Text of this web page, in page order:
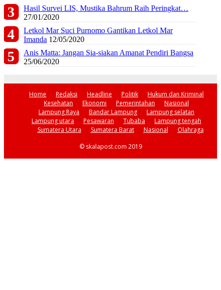
Hasil Survei LIS, Mustika Bahrum Raih Peringkat…
27/01/2020
Letkol Mar Suci Purnomo Gantikan Letkol Mar
Imanda 12/05/2020
Anis Matta: Jangan Sia-siakan Amanat Pendiri Bangsa
25/06/2020
Home Redaksi Headline Politik
Hukum dan Kriminal
Kesehatan
Ekonomi Pemerintahan
Nasional
Lampung Raya
Bandar Lampung
Lampung selatan
Lampung utara
Pesawaran Tubaba
Lampung tengah
Sumatera Utara
Sumatera Barat Nasional
Olahraga
© skalapost.com 2019